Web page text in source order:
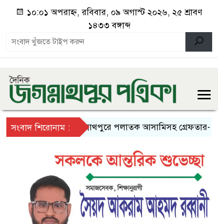
১০:০১ অপরাহ্ন, রবিবার, ০৯ অগাস্ট ২০২৬, ২৫ শ্রাবণ
১৪৩৩ বঙ্গাব্দ
সংবাদ শিরোনাম :জগন্নাথপুরে পলাতক আসামিসহ গ্রেফতার- ৩